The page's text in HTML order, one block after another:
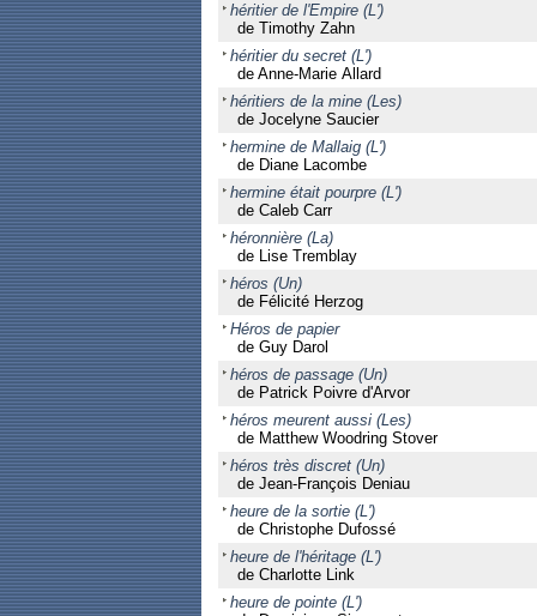
héritier de l'Empire (L')
de Timothy Zahn
héritier du secret (L')
de Anne-Marie Allard
héritiers de la mine (Les)
de Jocelyne Saucier
hermine de Mallaig (L')
de Diane Lacombe
hermine était pourpre (L')
de Caleb Carr
héronnière (La)
de Lise Tremblay
héros (Un)
de Félicité Herzog
Héros de papier
de Guy Darol
héros de passage (Un)
de Patrick Poivre d'Arvor
héros meurent aussi (Les)
de Matthew Woodring Stover
héros très discret (Un)
de Jean-François Deniau
heure de la sortie (L')
de Christophe Dufossé
heure de l'héritage (L')
de Charlotte Link
heure de pointe (L')